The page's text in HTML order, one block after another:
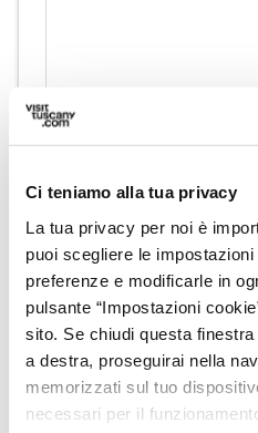
Ci teniamo alla tua privacy
La tua privacy per noi è
puoi scegliere le
preferenze e modificarle in
pulsante “Impostazioni
sito. Se chiudi questa
a destra, proseguirai nella
memorizzati sul tuo
necessari per il
directions
Informazioni
home Dove
Parco
Rocca San Silvestro
Via di S. Vincenzo,
Marittima LI